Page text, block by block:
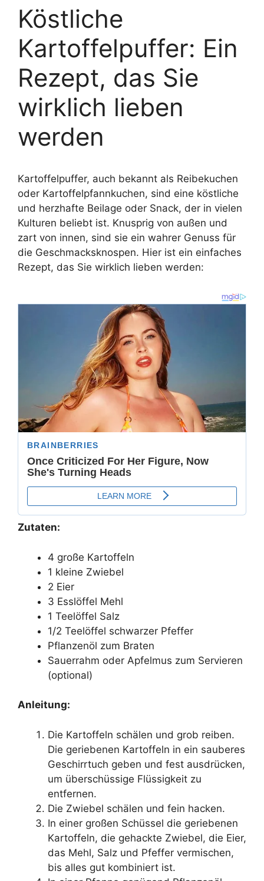
Köstliche
Kartoffelpuffer: Ein
Rezept, das Sie
wirklich lieben
werden
Kartoffelpuffer, auch bekannt als Reibekuchen
oder Kartoffelpfannkuchen, sind eine köstliche
und herzhafte Beilage oder Snack, der in vielen
Kulturen beliebt ist. Knusprig von außen und
zart von innen, sind sie ein wahrer Genuss für
die Geschmacksknospen. Hier ist ein einfaches
Rezept, das Sie wirklich lieben werden:
Zutaten:
4 große Kartoffeln
1 kleine Zwiebel
2 Eier
3 Esslöffel Mehl
1 Teelöffel Salz
1/2 Teelöffel schwarzer Pfeffer
Pflanzenöl zum Braten
Sauerrahm oder Apfelmus zum Servieren
(optional)
Anleitung:
Die Kartoffeln schälen und grob reiben.
Die geriebenen Kartoffeln in ein sauberes
Geschirrtuch geben und fest ausdrücken,
um überschüssige Flüssigkeit zu
entfernen.
Die Zwiebel schälen und fein hacken.
In einer großen Schüssel die geriebenen
Kartoffeln, die gehackte Zwiebel, die Eier,
das Mehl, Salz und Pfeffer vermischen,
bis alles gut kombiniert ist.